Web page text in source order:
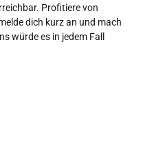
Profitiere von
dich kurz an und mach
würde es in jedem Fall